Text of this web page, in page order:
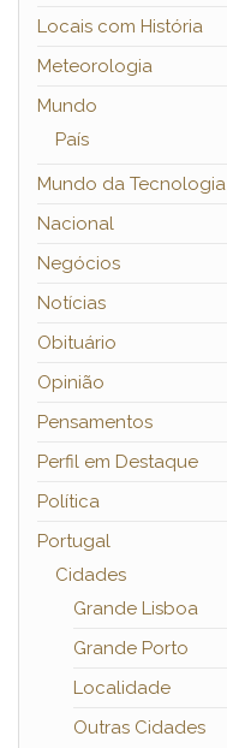
Locais com História
Meteorologia
Mundo
País
Mundo da Tecnologia
Nacional
Negócios
Notícias
Obituário
Opinião
Pensamentos
Perfil em Destaque
Política
Portugal
Cidades
Grande Lisboa
Grande Porto
Localidade
Outras Cidades